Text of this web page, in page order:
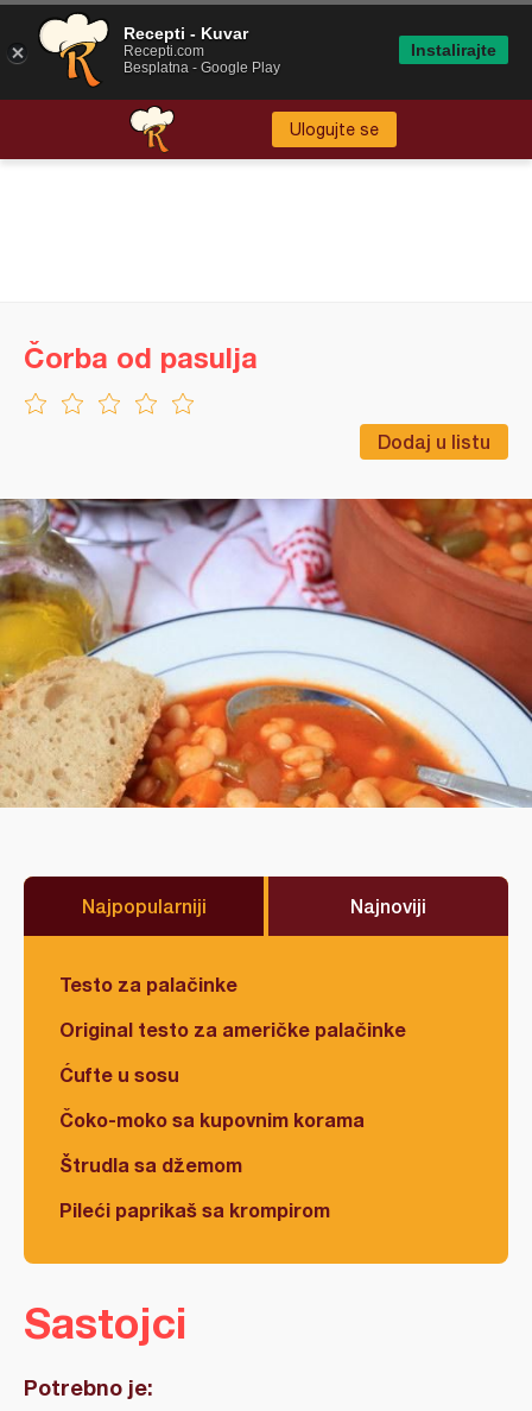
Ulogujte se
Dodaj u listu
Čorba od pasulja
Najpopularniji Najnoviji
Testo za palačinke
Original testo za američke palačinke
Ćufte u sosu
Čoko-moko sa kupovnim korama
Štrudla sa džemom
Pileći paprikaš sa krompirom
Sastojci
Potrebno je:
Recepti - Kuvar
Recepti.com
Besplatna - Google Play
Instalirajte